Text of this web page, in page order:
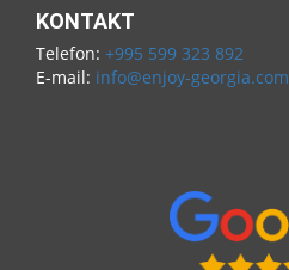
KONTAKT
Telefon: +995 599 323 892
E-mail: info@enjoy-georgia.com